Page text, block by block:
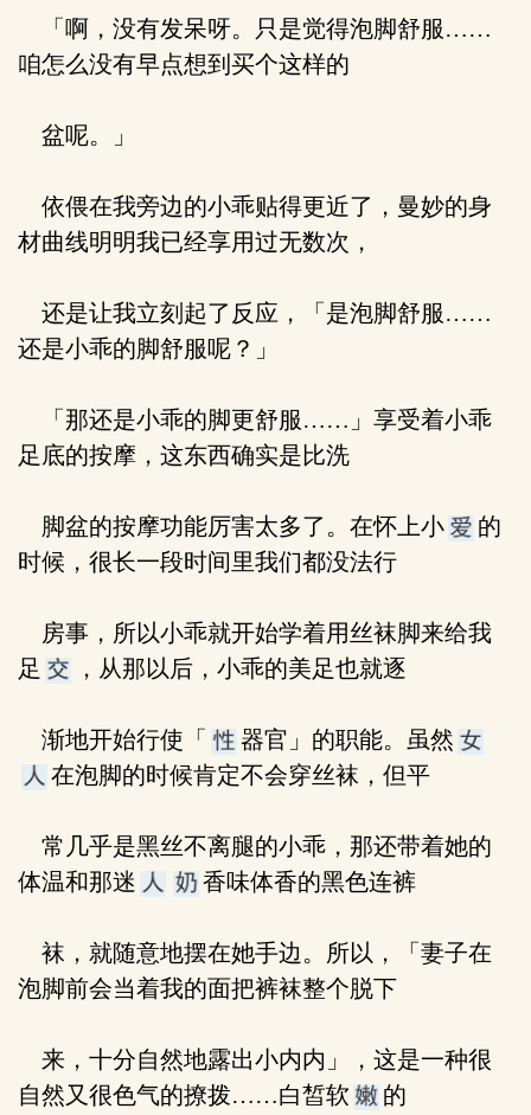
「啊，没有发呆呀。只是觉得泡脚舒服……
咱怎么没有早点想到买个这样的
盆呢。」
依偎在我旁边的小乖贴得更近了，曼妙的身
材曲线明明我已经享用过无数次，
还是让我立刻起了反应，「是泡脚舒服……
还是小乖的脚舒服呢？」
「那还是小乖的脚更舒服……」享受着小乖
足底的按摩，这东西确实是比洗
脚盆的按摩功能厉害太多了。在怀上小
的
时候，很长一段时间里我们都没法行
房事，所以小乖就开始学着用丝袜脚来给我
足
，从那以后，小乖的美足也就逐
渐地开始行使「
器官」的职能。虽然
在泡脚的时候肯定不会穿丝袜，但平
常几乎是黑丝不离腿的小乖，那还带着她的
体温和那迷
香味体香的黑色连裤
袜，就随意地摆在她手边。所以，「妻子在
泡脚前会当着我的面把裤袜整个脱下
来，十分自然地露出小内内」，这是一种很
自然又很色气的撩拨……白皙软
的